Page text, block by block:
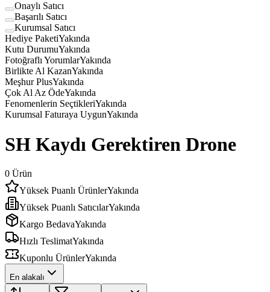
Onaylı Satıcı
Başarılı Satıcı
Kurumsal Satıcı
Hediye PaketiYakında
Kutu DurumuYakında
Fotoğraflı YorumlarYakında
Birlikte Al KazanYakında
Meşhur PlusYakında
Çok Al Az ÖdeYakında
Fenomenlerin SeçtikleriYakında
Kurumsal Faturaya UygunYakında
SH Kaydı Gerektiren Drone
0 Ürün
Yüksek Puanlı ÜrünlerYakında
Yüksek Puanlı SatıcılarYakında
Kargo BedavaYakında
Hızlı TeslimatYakında
Kuponlu ÜrünlerYakında
En alakalı